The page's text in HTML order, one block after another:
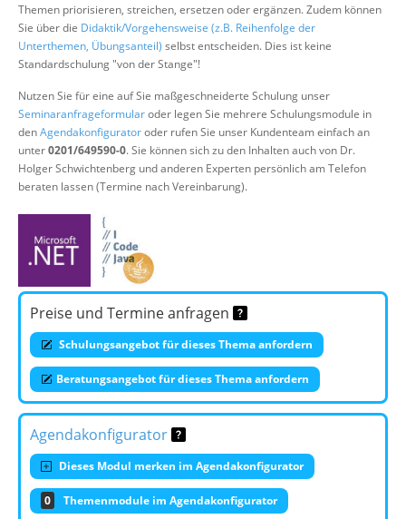
Themen priorisieren, streichen, ersetzen oder ergänzen. Zudem können
Sie über die Didaktik/Vorgehensweise (z.B. Reihenfolge der
Unterthemen, Übungsanteil) selbst entscheiden. Dies ist keine
Standardschulung "von der Stange"!
Nutzen Sie für eine auf Sie maßgeschneiderte Schulung unser
Seminaranfrageformularoder legen Sie mehrere Schulungsmodule in
denAgendakonfiguratoroder rufen Sie unser Kundenteam einfach an
unter0201/649590-0. Sie können sich zu den Inhalten auch von Dr.
Holger Schwichtenberg und anderen Experten persönlich am Telefon
beraten lassen (Termine nach Vereinbarung).
Preise und Termine anfragen
Schulungsangebot für dieses Thema anfordern
Beratungsangebot für dieses Thema anfordern
Agendakonfigurator
Dieses Modul merken im Agendakonfigurator
0 Themenmodule im Agendakonfigurator